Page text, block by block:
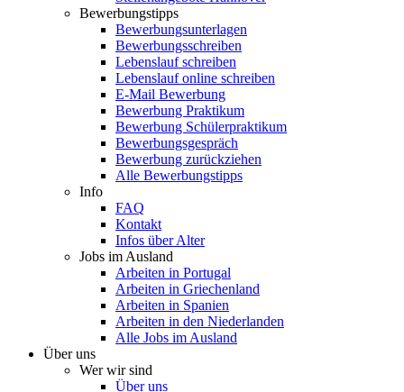
Bewerbungstipps
Bewerbungsunterlagen
Bewerbungsschreiben
Lebenslauf schreiben
Lebenslauf online schreiben
E-Mail Bewerbung
Bewerbung Praktikum
Bewerbung Schülerpraktikum
Bewerbungsgespräch
Bewerbung zurückziehen
Alle Bewerbungstipps
Info
FAQ
Kontakt
Infos über Alter
Jobs im Ausland
Arbeiten in Portugal
Arbeiten in Griechenland
Arbeiten in Spanien
Arbeiten in den Niederlanden
Alle Jobs im Ausland
Über uns
Wer wir sind
Über uns